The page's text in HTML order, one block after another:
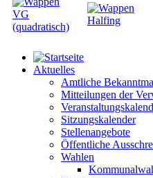
Aktuelles
Amtliche
Mitteilungen der
Sitzungskalender
Stellenangebote
Öffentliche
Wahlen